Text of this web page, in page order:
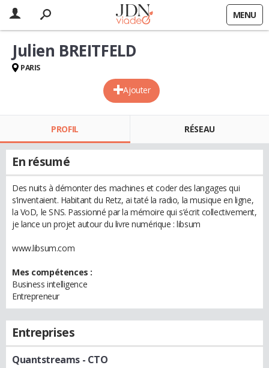
MENU
Ajouter
Julien BREITFELD
PARIS
PROFIL RÉSEAU
En résumé
Des nuits à démonter des machines et coder des langages qui
s’inventaient. Habitant du Retz, ai taté la radio, la musique en ligne,
la VoD, le SNS. Passionné par la mémoire qui s’écrit collectivement,
je lance un projet autour du livre numérique : libsum
www.libsum.com
Mes compétences :
Business intelligence
Entrepreneur
Entreprises
Quantstreams- CTO